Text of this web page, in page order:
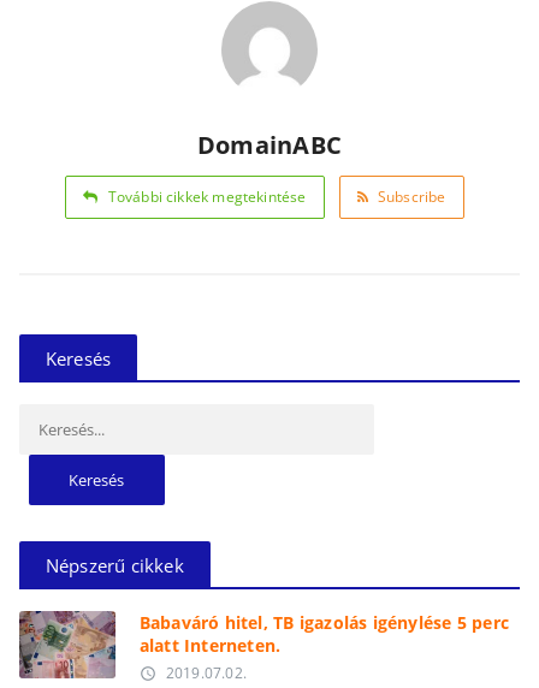
DomainABC
További cikkek megtekintése Subscribe
Keresés
Népszerű cikkek
Babaváró hitel, TB igazolás igénylése 5 perc
alatt Interneten.
access_time 2019.07.02.